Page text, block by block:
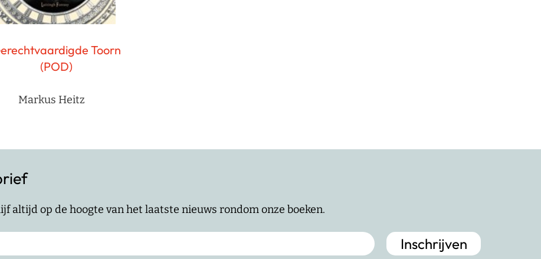
Toorn
(POD)
Markus Heitz
altijd op de hoogte van het laatste nieuws rondom onze boeken.